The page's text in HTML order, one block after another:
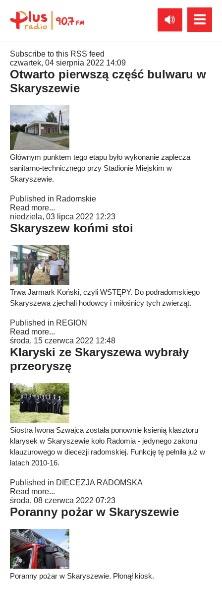
Subscribe to this RSS feed
czwartek, 04 sierpnia 2022 14:09
Otwarto pierwszą część bulwaru w
Skaryszewie
Głównym punktem tego etapu było wykonanie zaplecza
sanitarno-technicznego przy Stadionie Miejskim w
Skaryszewie.
Published in Radomskie
Read more...
niedziela, 03 lipca 2022 12:23
Skaryszew końmi stoi
Trwa Jarmark Koński, czyli WSTĘPY. Do podradomskiego
Skaryszewa zjechali hodowcy i miłośnicy tych zwierząt.
Published in REGION
Read more...
środa, 15 czerwca 2022 12:48
Klaryski ze Skaryszewa wybrały
przeoryszę
Siostra Iwona Szwajca została ponownie ksienią klasztoru
klarysek w Skaryszewie koło Radomia - jedynego zakonu
klauzurowego w diecezji radomskiej. Funkcję tę pełniła już w
latach 2010-16.
Published in DIECEZJA RADOMSKA
Read more...
środa, 08 czerwca 2022 07:23
Poranny pożar w Skaryszewie
Poranny pożar w Skaryszewie. Płonął kiosk.